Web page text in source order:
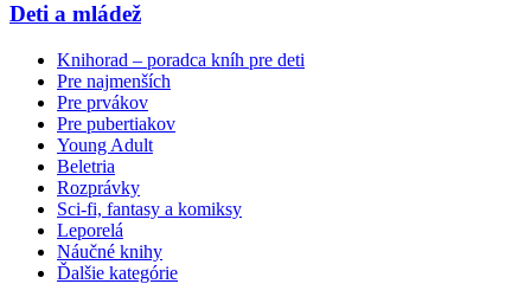
Deti a mládež
Knihorad – poradca kníh pre deti
Pre najmenších
Pre prvákov
Pre pubertiakov
Young Adult
Beletria
Rozprávky
Sci-fi, fantasy a komiksy
Leporelá
Náučné knihy
Ďalšie kategórie